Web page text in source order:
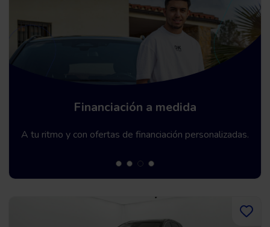
Garantía Premium hasta 5 años
Te ofrecemos una garantía de hasta 60 meses.